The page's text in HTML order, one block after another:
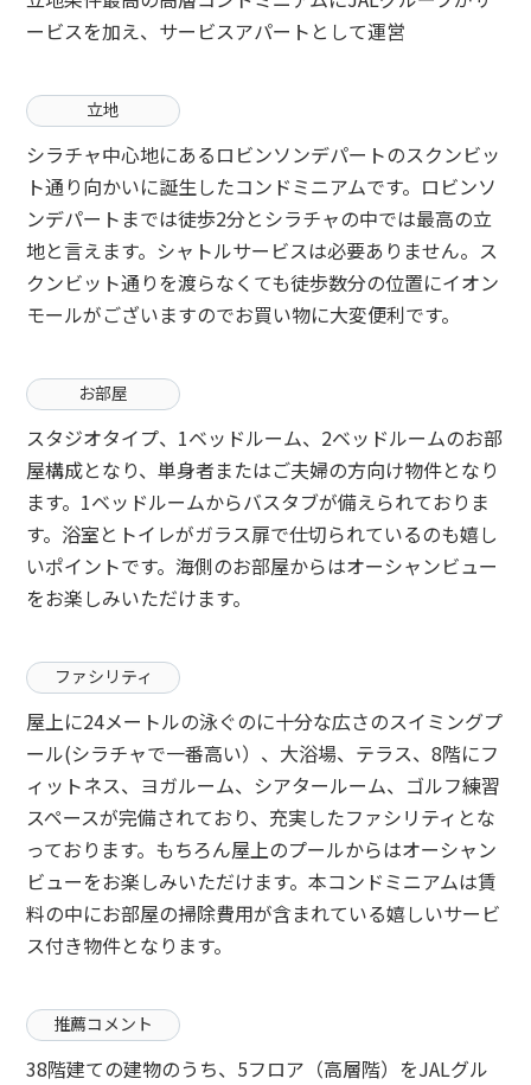
ービスを加え、サービスアパートとして運営
立地
シラチャ中心地にあるロビンソンデパートのスクンビッ
ト通り向かいに誕生したコンドミニアムです。ロビンソ
ンデパートまでは徒歩2分とシラチャの中では最高の立
地と言えます。シャトルサービスは必要ありません。ス
クンビット通りを渡らなくても徒歩数分の位置にイオン
モールがございますのでお買い物に大変便利です。
お部屋
スタジオタイプ、1ベッドルーム、2ベッドルームのお部
屋構成となり、単身者またはご夫婦の方向け物件となり
ます。1ベッドルームからバスタブが備えられておりま
す。浴室とトイレがガラス扉で仕切られているのも嬉し
いポイントです。海側のお部屋からはオーシャンビュー
をお楽しみいただけます。
ファシリティ
屋上に24メートルの泳ぐのに十分な広さのスイミングプ
ール(シラチャで一番高い）、大浴場、テラス、8階にフ
ィットネス、ヨガルーム、シアタールーム、ゴルフ練習
スペースが完備されており、充実したファシリティとな
っております。もちろん屋上のプールからはオーシャン
ビューをお楽しみいただけます。本コンドミニアムは賃
料の中にお部屋の掃除費用が含まれている嬉しいサービ
ス付き物件となります。
推薦コメント
38階建ての建物のうち、5フロア（高層階）をJALグル